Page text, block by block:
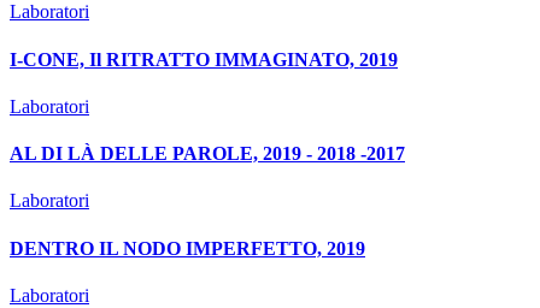
Laboratori
I-CONE, Il RITRATTO IMMAGINATO, 2019
Laboratori
AL DI LÀ DELLE PAROLE, 2019 - 2018 -2017
Laboratori
DENTRO IL NODO IMPERFETTO, 2019
Laboratori